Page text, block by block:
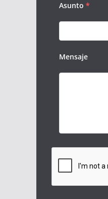
Asunto *
Mensaje